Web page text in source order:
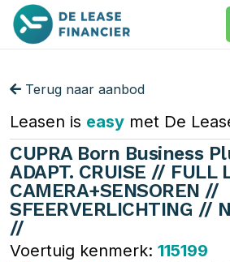
Terug naar aanbod
Leasen is easy met De
CUPRA Born Business
ADAPT. CRUISE // FULL
CAMERA+SENSOREN //
SFEERVERLICHTING //
//
Voertuig kenmerk: 115199